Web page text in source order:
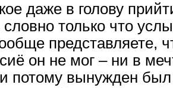
даже в голову
только что
представляете,
он не мог – ни в
потому вынужден был